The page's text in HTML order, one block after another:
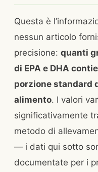
Questa è
nessun articolo
precisione: quanti
di EPA e DHA
porzione standard
alimento. I valori
significativamente
metodo di
— i dati qui sotto
documentate per i